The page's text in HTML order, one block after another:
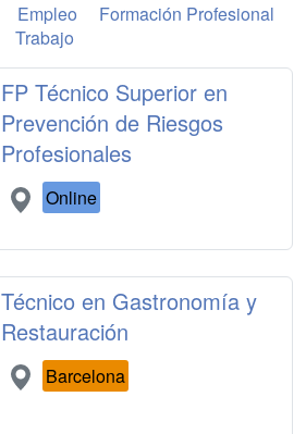
Empleo
Formación Profesional
Trabajo
FP Técnico Superior en
Prevención de Riesgos
Profesionales
Online
Técnico en Gastronomía y
Restauración
Barcelona